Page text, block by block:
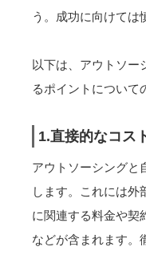
う。成功に向けては
以下は、アウトソー
るポイントについて
1.直接的なコス
アウトソーシングと
します。これには外
に関連する料金や契
などが含まれます。